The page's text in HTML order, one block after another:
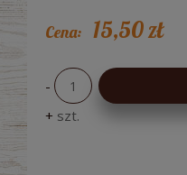
Cena: 15,50 zł
-
+ szt.